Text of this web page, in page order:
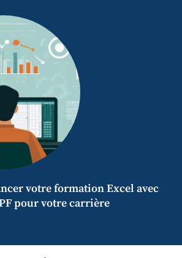
votre formation Excel avec
pour votre carrière